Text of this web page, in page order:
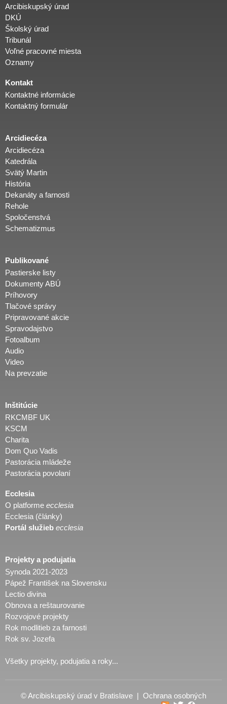
Arcibiskupský úrad
DKÚ
Školský úrad
Tribunál
Voľné pracovné miesta
Oznamy
Kontakt
Kontaktné informácie
Kontaktný formulár
Arcidiecéza
Arcidiecéza
Katedrála
Svätý Martin
História
Dekanáty a farnosti
Rehole
Spoločenstvá
Schematizmus
Publikované
Pastierske listy
Dokumenty ABÚ
Príhovory
Tlačové správy
Pripravované akcie
Spravodajstvo
Fotoalbum
Audio
Video
Na prevzatie
Inštitúcie
RKCMBF UK
KSCM
Charita
Dom Quo Vadis
Pastorácia mládeže
Pastorácia povolaní
Ecclesia
O platforme ecclesia
Ecclesia (články)
Portál služieb ecclesia
Projekty a podujatia
Synoda 2021-2023
Pápež František na Slovensku
Lectio divina
Obnova a reštaurovanie
Rozvojové projekty
Rok modlitieb za farnosti
Rok sv. Jozefa
Všetky projekty, podujatia a roky...
© Arcibiskupský úrad v Bratislave | Ochrana osobných